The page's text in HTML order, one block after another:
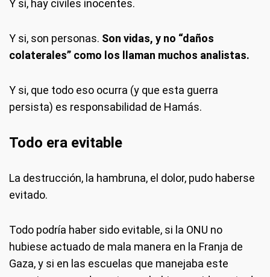
Y sí, hay civiles inocentes.
Y si, son personas. Son vidas, y no “daños
colaterales” como los llaman muchos analistas.
Y si, que todo eso ocurra (y que esta guerra
persista) es responsabilidad de Hamás.
Todo era evitable
La destrucción, la hambruna, el dolor, pudo haberse
evitado.
Todo podría haber sido evitable, si la ONU no
hubiese actuado de mala manera en la Franja de
Gaza, y si en las escuelas que manejaba este